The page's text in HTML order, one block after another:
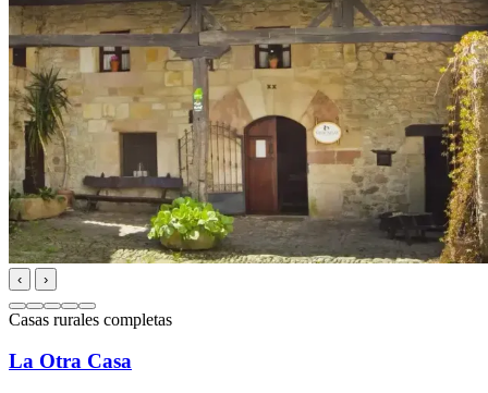
‹ ›
Casas rurales completas
La Otra Casa